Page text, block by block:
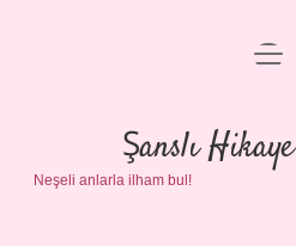
Gizlilik
Şanslı
Neşeli anlarla ilham bul!